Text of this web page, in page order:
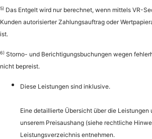
5) Das Entgelt wird nur berechnet, wenn mittels VR-
Kunden autorisierter Zahlungsauftrag oder
ist.
6) Storno- und Berichtigungsbuchungen wegen
nicht bepreist.
Diese Leistungen sind inklusive.
Eine detaillierte Übersicht über die Leistungen
unserem Preisaushang (siehe rechtliche
Leistungsverzeichnis entnehmen.